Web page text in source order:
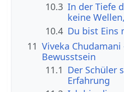
10.3 In der Tiefe
keine
10.4 Du bist Eins
11 Viveka
Bewusstsein
11.1 Der Schüler
Erfahrung